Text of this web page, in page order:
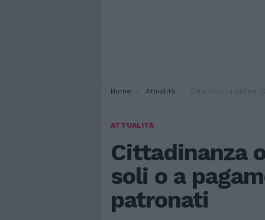
You are here:
Home Attualità Cittadinanza online. Domande da soli o a
ATTUALITÀ
Cittadinanza
soli o a
patronati